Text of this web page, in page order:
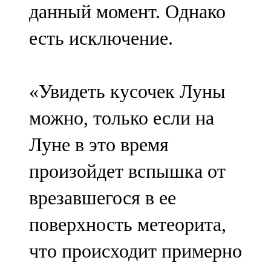
данный момент. Однако
есть исключение.
«Увидеть кусочек Луны
можно, только если на
Луне в это время
произойдет вспышка от
врезавшегося в ее
поверхность метеорита,
что происходит примерно